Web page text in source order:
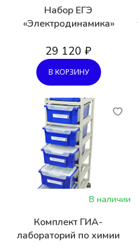
Набор ЕГЭ
«Электродинамика»
29 120 ₽
В КОРЗИНУ
В наличии
Комплект ГИА-
лабораторий по химии